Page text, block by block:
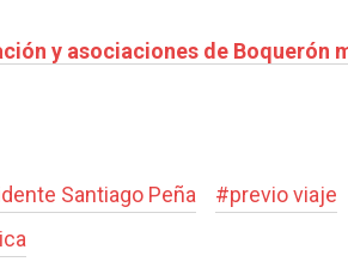
y asociaciones de Boquerón
Santiago Peña #previo viaje